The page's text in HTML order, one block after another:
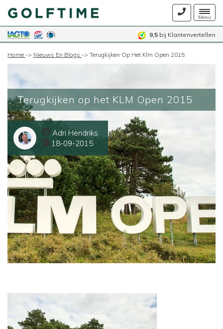
Menu
9,5 bij Klantenvertellen
Home -> Nieuws En Blogs -> Terugkijken Op Het Klm Open 2015
Terugkijken op het KLM Open 2015
Adri Hendriks
18-09-2015